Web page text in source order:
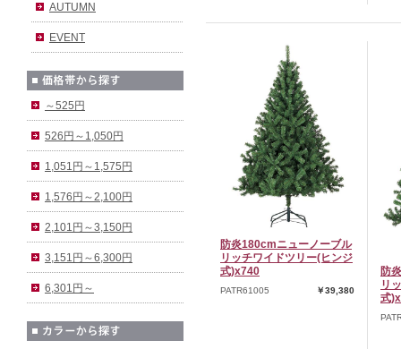
AUTUMN
EVENT
～525円
526円～1,050円
1,051円～1,575円
1,576円～2,100円
2,101円～3,150円
3,151円～6,300円
6,301円～
防炎180cmニューノーブル
リッチワイドツリー(ヒンジ
式)x740
PATR61005 ￥39,380
防
リ
式